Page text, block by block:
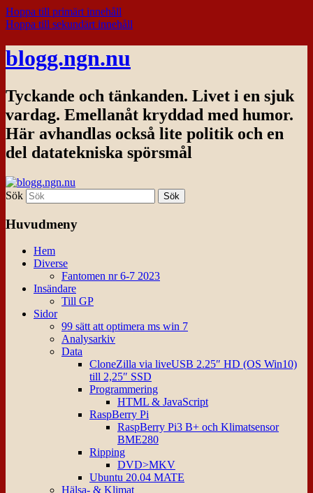
Hoppa till primärt innehåll
Hoppa till sekundärt innehåll
blogg.ngn.nu
Tyckande och tänkanden. Livet i en sjuk
vardag. Emellanåt kryddad med humor.
Här avhandlas också lite politik och en
del datatekniska spörsmål
Sök
Huvudmeny
Hem
Diverse
Fantomen nr 6-7 2023
Insändare
Till GP
Sidor
99 sätt att optimera ms win 7
Analysarkiv
Data
CloneZilla via liveUSB 2.25″ HD (OS Win10)
till 2,25″ SSD
Programmering
HTML & JavaScript
RaspBerry Pi
RaspBerry Pi3 B+ och Klimatsensor
BME280
Ripping
DVD>MKV
Ubuntu 20.04 MATE
Hälsa- & Klimat